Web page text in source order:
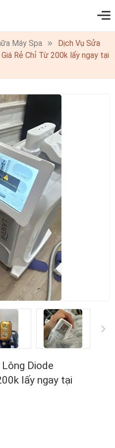
Máy Spa
Dịch Vụ Sửa
Rẻ Chỉ Từ 200k lấy ngay tại
Diode
lấy ngay tại